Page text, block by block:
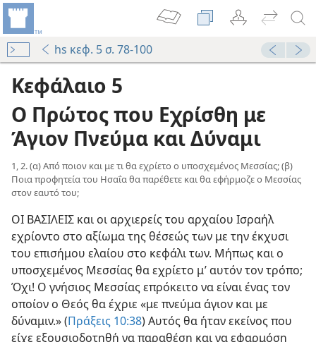
hs κεφ. 5 σ. 78-100
Κεφάλαιο 5
Ο Πρώτος που Εχρίσθη με
Άγιον Πνεύμα και Δύναμι
1, 2. (α) Από ποιον και με τι θα εχρίετο ο υποσχεμένος Μεσσίας; (β)
Ποια προφητεία του Ησαΐα θα παρέθετε και θα εφήρμοζε ο Μεσσίας
στον εαυτό του;
ΟΙ ΒΑΣΙΛΕΙΣ και οι αρχιερείς του αρχαίου Ισραήλ
εχρίοντο στο αξίωμα της θέσεώς των με την έκχυσι
του επισήμου ελαίου στο κεφάλι των. Μήπως και ο
υποσχεμένος Μεσσίας θα εχρίετο μ’ αυτόν τον τρόπο;
Όχι! Ο γνήσιος Μεσσίας επρόκειτο να είναι ένας τον
οποίον ο Θεός θα έχριε «με πνεύμα άγιον και με
δύναμιν.» (Πράξεις 10:38) Αυτός θα ήταν εκείνος που
είχε εξουσιοδοτηθή να παραθέση και να εφαρμόση